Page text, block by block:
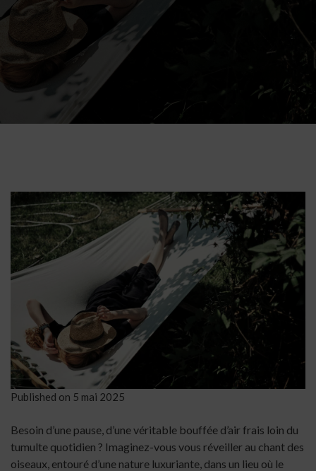
Published on 5 mai 2025
Besoin d’une pause, d’une véritable bouffée d’air frais loin du
tumulte quotidien ? Imaginez-vous vous réveiller au chant des
oiseaux, entouré d’une nature luxuriante, dans un lieu où le